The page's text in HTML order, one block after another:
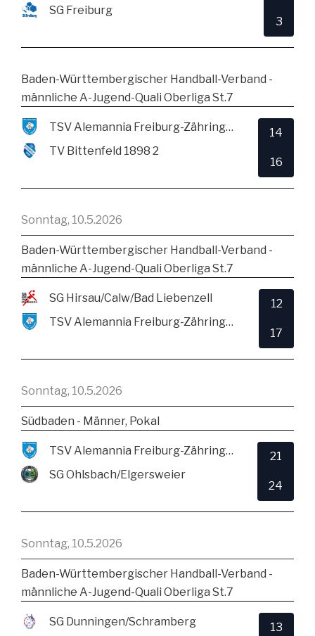
SG Freiburg
3
Baden-Württembergischer Handball-Verband -
männliche A-Jugend-Quali Oberliga St.7
TSV Alemannia Freiburg-Zähringen
TV Bittenfeld 1898 2
14
16
Sonntag, 10.5.2026
Baden-Württembergischer Handball-Verband -
männliche A-Jugend-Quali Oberliga St.7
SG Hirsau/Calw/Bad Liebenzell
TSV Alemannia Freiburg-Zähringen
12
17
Sonntag, 10.5.2026
Südbaden - Männer, Pokal
TSV Alemannia Freiburg-Zähringen
SG Ohlsbach/Elgersweier
21
24
Sonntag, 10.5.2026
Baden-Württembergischer Handball-Verband -
männliche A-Jugend-Quali Oberliga St.7
SG Dunningen/Schramberg 13